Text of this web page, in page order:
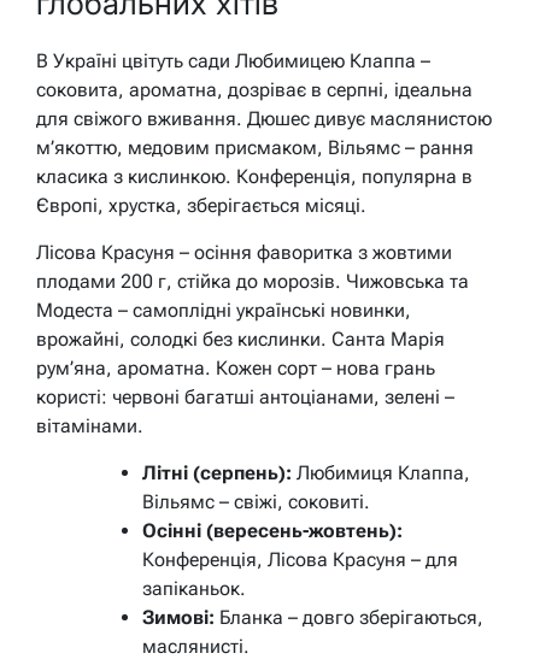
В Україні цвітуть сади Любимицею Клаппа –
соковита, ароматна, дозріває в серпні, ідеальна
для свіжого вживання. Дюшес дивує маслянистою
м’якоттю, медовим присмаком, Вільямс – рання
класика з кислинкою. Конференція, популярна в
Європі, хрустка, зберігається місяці.
Лісова Красуня – осіння фаворитка з жовтими
плодами 200 г, стійка до морозів. Чижовська та
Модеста – самоплідні українські новинки,
врожайні, солодкі без кислинки. Санта Марія
рум’яна, ароматна. Кожен сорт – нова грань
користі: червоні багатші антоціанами, зелені –
вітамінами.
Літні (серпень): Любимиця Клаппа,
Вільямс – свіжі, соковиті.
Осінні (вересень-жовтень):
Конференція, Лісова Красуня – для
запіканьок.
Зимові: Бланка – довго зберігаються,
маслянисті.